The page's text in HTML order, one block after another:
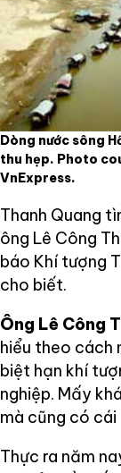
Dòng nước sông
thu hẹp. Photo
VnExpress.
Thanh Quang
ông Lê Công
báo Khí tượng
cho biết.
Ông Lê Công
hiểu theo cách
biệt hạn khí
nghiệp. Mấy
mà cũng có cái
Thực ra năm